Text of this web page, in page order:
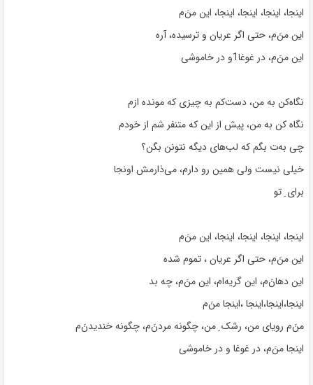
اینجا، اینجا، اینجا، اینجا، این منَ‌م
این من‌َم، حتی اگر عریان و ترسیده، آره
این منَ‌م، در غوغا1و در خاموشی
نگاه‌کن به من، دست‌کم به چیزی که مونده ازم
نگاه کن به من، پیش از این که متنفر شم از خودم
چی‌ به‌ت بگم که لب‌های دیگه نتونن بگن؟
خیلی نیست ولی همین رو دارم، می‌ذارمش اونجا
برای ِ‌ تو
اینجا، اینجا، اینجا، اینجا، این منَ‌م
این من‌َم، حتی اگر عریان ، تموم شده
این دهانَ‌م، این گریه‌ام، این منَ‌م، چه بد
اینجا،‌اینجا،‌اینجا ،‌اینجا من‌َم
منَ‌م رویای من، رشک ِ من، چگونه مردن‌َم، چگونه خندیدن‌َم
اینجا منَ‌م، در غوغا و در خاموشی